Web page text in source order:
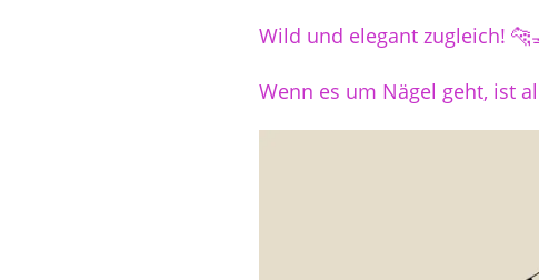
Wild und elegant zugleich!
Wenn es um Nägel geht, ist